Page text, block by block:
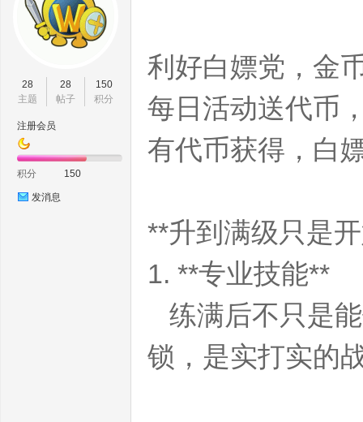
28
主题
28
帖子
150
积分
注册会员
积分 150
发消息
利好白嫖党，金
每日活动送代币
有代币获得，白
**升到满级只是
1. **专业技能**
练满后不只是
锁，是实打实的